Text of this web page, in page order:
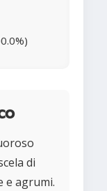
di
e agrumi.